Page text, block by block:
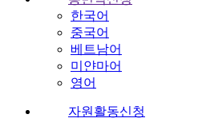
한국어
중국어
베트남어
미얀마어
영어
자원활동신청